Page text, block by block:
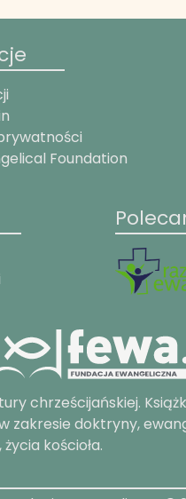
Foundation
chrześcijańskiej.
zakresie doktryny,
kościoła.